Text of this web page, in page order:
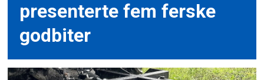
presenterte fem ferske
godbiter